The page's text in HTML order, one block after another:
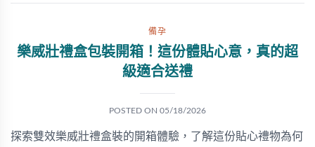
備孕
樂威壯禮盒包裝開箱！這份體貼心意，真的超
級適合送禮
POSTED ON 05/18/2026
探索雙效樂威壯禮盒裝的開箱體驗，了解這份貼心禮物為何